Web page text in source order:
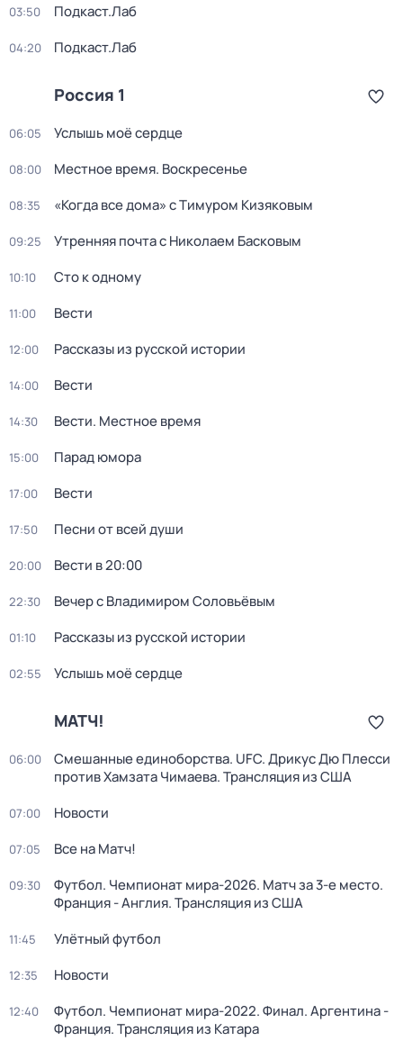
03:50 Подкаст.Лаб
04:20 Подкаст.Лаб
Россия 1
06:05 Услышь моё сердце
08:00 Местное время. Воскресенье
08:35 «Когда все дома» с Тимуром Кизяковым
09:25 Утренняя почта с Николаем Басковым
10:10 Сто к одному
11:00 Вести
12:00 Рассказы из русской истории
14:00 Вести
14:30 Вести. Местное время
15:00 Парад юмора
17:00 Вести
17:50 Песни от всей души
20:00 Вести в 20:00
22:30 Вечер с Владимиром Соловьёвым
01:10 Рассказы из русской истории
02:55 Услышь моё сердце
МАТЧ!
06:00
Смешанные единоборства. UFC. Дрикус Дю Плесси
против Хамзата Чимаева. Трансляция из США
07:00 Новости
07:05 Все на Матч!
09:30
Футбол. Чемпионат мира-2026. Матч за 3-е место.
Франция - Англия. Трансляция из США
11:45 Улётный футбол
12:35 Новости
12:40
Футбол. Чемпионат мира-2022. Финал. Аргентина -
Франция. Трансляция из Катара